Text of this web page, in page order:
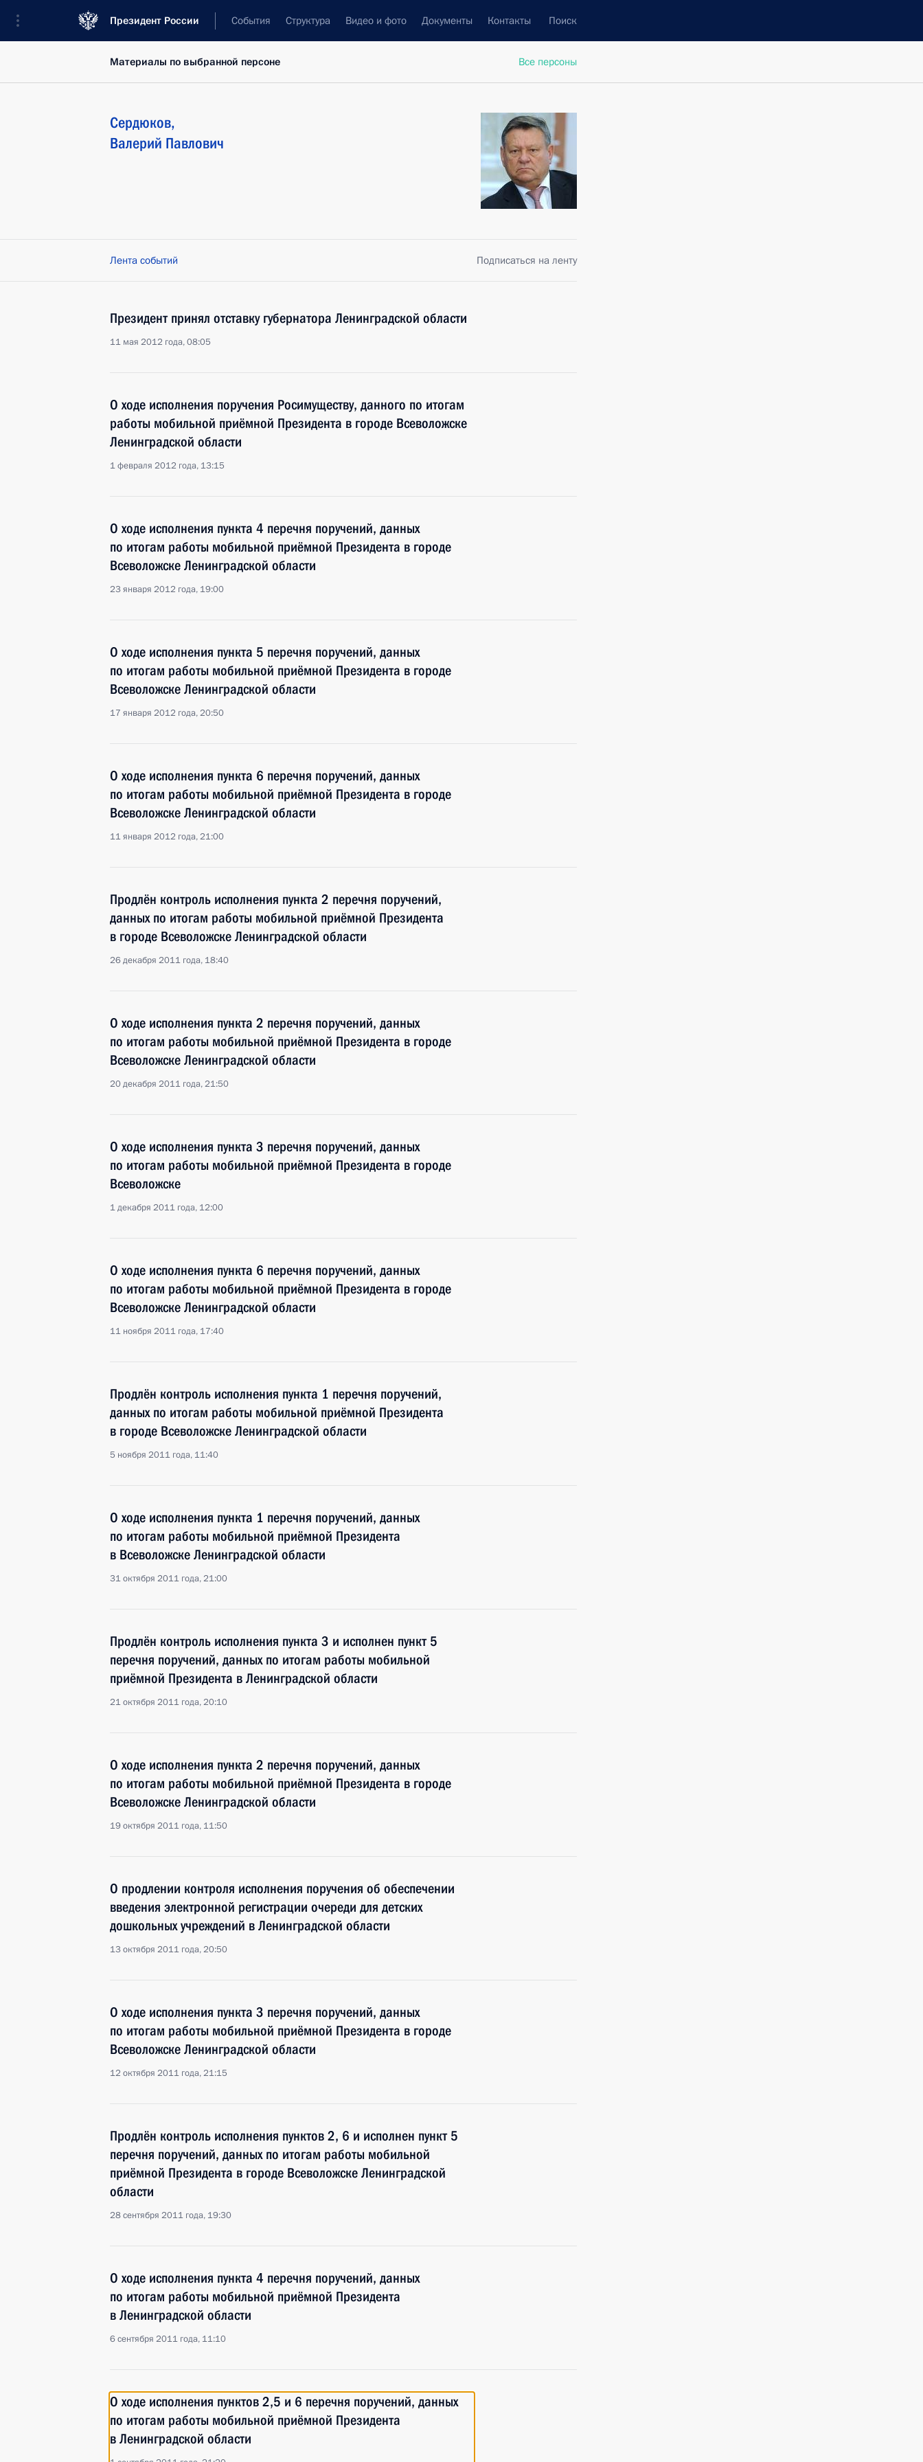
Президент России События Структура Видео и фото Документы Контакты Поиск
Все персоны
Материалы по выбранной персоне
Сердюков,
Валерий Павлович
Лента событий Подписаться на ленту
Президент принял отставку губернатора Ленинградской области
11 мая 2012 года, 08:05
О ходе исполнения поручения Росимуществу, данного по итогам
работы мобильной приёмной Президента в городе Всеволожске
Ленинградской области
1 февраля 2012 года, 13:15
О ходе исполнения пункта 4 перечня поручений, данных
по итогам работы мобильной приёмной Президента в городе
Всеволожске Ленинградской области
23 января 2012 года, 19:00
О ходе исполнения пункта 5 перечня поручений, данных
по итогам работы мобильной приёмной Президента в городе
Всеволожске Ленинградской области
17 января 2012 года, 20:50
О ходе исполнения пункта 6 перечня поручений, данных
по итогам работы мобильной приёмной Президента в городе
Всеволожске Ленинградской области
11 января 2012 года, 21:00
Продлён контроль исполнения пункта 2 перечня поручений,
данных по итогам работы мобильной приёмной Президента
в городе Всеволожске Ленинградской области
26 декабря 2011 года, 18:40
О ходе исполнения пункта 2 перечня поручений, данных
по итогам работы мобильной приёмной Президента в городе
Всеволожске Ленинградской области
20 декабря 2011 года, 21:50
О ходе исполнения пункта 3 перечня поручений, данных
по итогам работы мобильной приёмной Президента в городе
Всеволожске
1 декабря 2011 года, 12:00
О ходе исполнения пункта 6 перечня поручений, данных
по итогам работы мобильной приёмной Президента в городе
Всеволожске Ленинградской области
11 ноября 2011 года, 17:40
Продлён контроль исполнения пункта 1 перечня поручений,
данных по итогам работы мобильной приёмной Президента
в городе Всеволожске Ленинградской области
5 ноября 2011 года, 11:40
О ходе исполнения пункта 1 перечня поручений, данных
по итогам работы мобильной приёмной Президента
в Всеволожске Ленинградской области
31 октября 2011 года, 21:00
Продлён контроль исполнения пункта 3 и исполнен пункт 5
перечня поручений, данных по итогам работы мобильной
приёмной Президента в Ленинградской области
21 октября 2011 года, 20:10
О ходе исполнения пункта 2 перечня поручений, данных
по итогам работы мобильной приёмной Президента в городе
Всеволожске Ленинградской области
19 октября 2011 года, 11:50
О продлении контроля исполнения поручения об обеспечении
введения электронной регистрации очереди для детских
дошкольных учреждений в Ленинградской области
13 октября 2011 года, 20:50
О ходе исполнения пункта 3 перечня поручений, данных
по итогам работы мобильной приёмной Президента в городе
Всеволожске Ленинградской области
12 октября 2011 года, 21:15
Продлён контроль исполнения пунктов 2, 6 и исполнен пункт 5
перечня поручений, данных по итогам работы мобильной
приёмной Президента в городе Всеволожске Ленинградской
области
28 сентября 2011 года, 19:30
О ходе исполнения пункта 4 перечня поручений, данных
по итогам работы мобильной приёмной Президента
в Ленинградской области
6 сентября 2011 года, 11:10
О ходе исполнения пунктов 2,5 и 6 перечня поручений, данных
по итогам работы мобильной приёмной Президента
в Ленинградской области